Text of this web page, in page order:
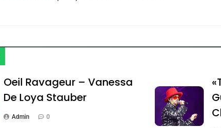
Oeil Ravageur – Vanessa
De Loya Stauber
Admin 0
Terroir